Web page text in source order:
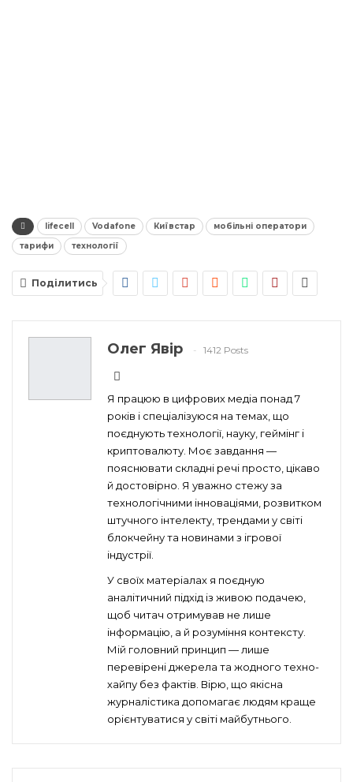
lifecell Vodafone Київстар
мобільні оператори
тарифи
технології
Поділитись
Олег Явір 1412 Posts
Я працюю в цифрових медіа понад 7
років і спеціалізуюся на темах, що
поєднують технології, науку, геймінг і
криптовалюту. Моє завдання —
пояснювати складні речі просто, цікаво
й достовірно. Я уважно стежу за
технологічними інноваціями, розвитком
штучного інтелекту, трендами у світі
блокчейну та новинами з ігрової
індустрії.
У своїх матеріалах я поєдную
аналітичний підхід із живою подачею,
щоб читач отримував не лише
інформацію, а й розуміння контексту.
Мій головний принцип — лише
перевірені джерела та жодного техно-
хайпу без фактів. Вірю, що якісна
журналістика допомагає людям краще
орієнтуватися у світі майбутнього.